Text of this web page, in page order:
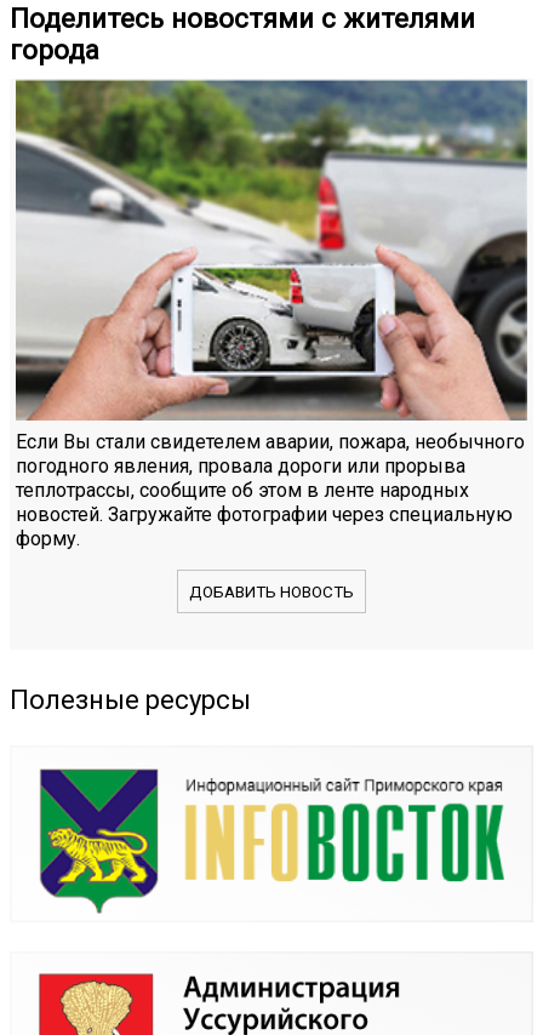
Поделитесь новостями с жителями
города
Если Вы стали свидетелем аварии, пожара, необычного
погодного явления, провала дороги или прорыва
теплотрассы, сообщите об этом в ленте народных
новостей. Загружайте фотографии через специальную
форму.
ДОБАВИТЬ НОВОСТЬ
Полезные ресурсы